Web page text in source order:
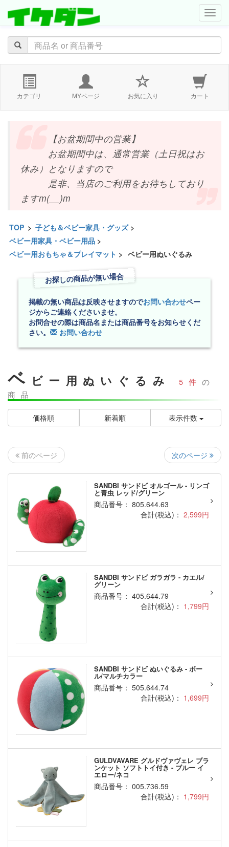
カテゴリ MYページ お気に入り カート
【お盆期間中の営業】
お盆期間中は、通常営業（土日祝はお
休み）となりますので
是非、当店のご利用をお待ちしており
ますm(__)m
TOP > 子ども＆ベビー家具・グッズ>
ベビー用家具・ベビー用品 >
ベビー用おもちゃ＆プレイマット > ベビー用ぬいぐるみ
お探しの商品が無い場合
掲載の無い商品は反映させますのでお問い合わせペー
ジからご連絡くださいませ。
お問合せの際は商品名または商品番号をお知らせくだ
さい。
お問い合わせ
ベ ビー用ぬいぐるみ5件の
商品
価格順 新着順 表示件数
前のページ 次のページ
SANDBI サンドビ オルゴール - リンゴ
と青虫 レッド/グリーン
商品番号： 805.644.63
合計(税込)： 2,599円
SANDBI サンドビ ガラガラ - カエル/
グリーン
商品番号： 405.644.79
合計(税込)： 1,799円
SANDBI サンドビ ぬいぐるみ - ボー
ル/マルチカラー
商品番号： 505.644.74
合計(税込)： 1,699円
GULDVAVARE グルドヴァヴェレ ブラ
ンケット ソフトトイ付き - ブルー イ
エロー/ネコ
商品番号： 005.736.59
合計(税込)： 1,799円